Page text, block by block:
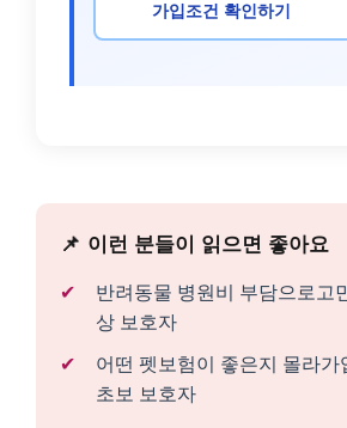
가입조건 확인하기
이런 분들이 읽으면 좋아요
반려동물 병원비 부담으로고
상 보호자
어떤 펫보험이 좋은지 몰라가
초보 보호자